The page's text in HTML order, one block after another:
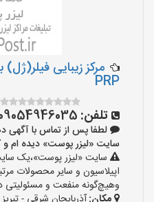
مرکز زیبایی
PRP
تلفن:
لطفا پس از تماس با آگهی
سایت «لیزر پوست» دیده ام و کد «آگهی-13»
سایت «لیزر پوست»،یک
اپیلاسیون و سایر محصولات
وهیچ‌گونه منفعت و مسئولیتی